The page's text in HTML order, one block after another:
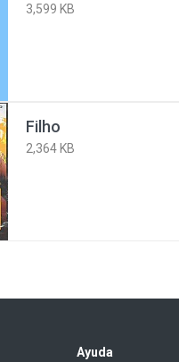
3,599 KB
Filho
2,364 KB
Ayuda